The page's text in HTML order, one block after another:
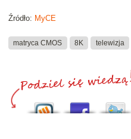
Źródło: MyCE
matryca CMOS 8K telewizja